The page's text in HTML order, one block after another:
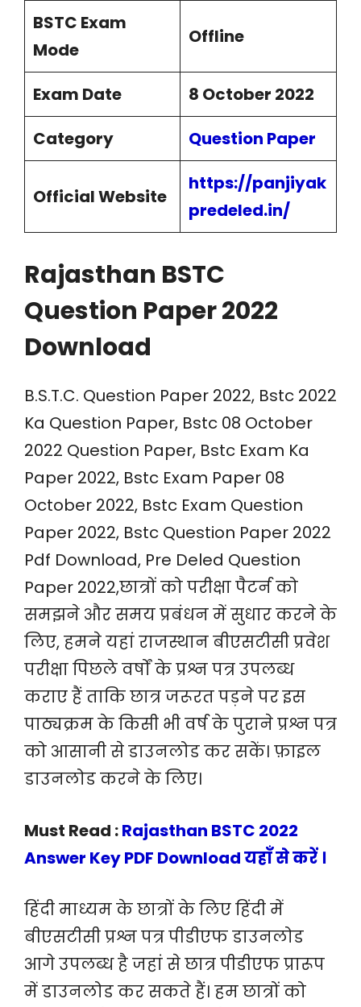
BSTC Exam
Mode
Offline
Exam Date
8 October 2022
Category
Question Paper
Official Website
https://panjiyak
predeled.in/
Rajasthan BSTC
Question Paper 2022
Download
B.S.T.C. Question Paper 2022, Bstc 2022
Ka Question Paper, Bstc 08 October
2022 Question Paper, Bstc Exam Ka
Paper 2022, Bstc Exam Paper 08
October 2022, Bstc Exam Question
Paper 2022, Bstc Question Paper 2022
Pdf Download, Pre Deled Question
Paper 2022,छात्रों को परीक्षा पैटर्न को
समझने और समय प्रबंधन में सुधार करने के
लिए, हमने यहां राजस्थान बीएसटीसी प्रवेश
परीक्षा पिछले वर्षों के प्रश्न पत्र उपलब्ध
कराए हैं ताकि छात्र जरूरत पड़ने पर इस
पाठ्यक्रम के किसी भी वर्ष के पुराने प्रश्न पत्र
को आसानी से डाउनलोड कर सकें। फ़ाइल
डाउनलोड करने के लिए।
Must Read :Rajasthan BSTC 2022
Answer Key PDF Download यहाँ से करें ।
हिंदी माध्यम के छात्रों के लिए हिंदी में
बीएसटीसी प्रश्न पत्र पीडीएफ डाउनलोड
आगे उपलब्ध है जहां से छात्र पीडीएफ प्रारूप
में डाउनलोड कर सकते हैं। हम छात्रों को